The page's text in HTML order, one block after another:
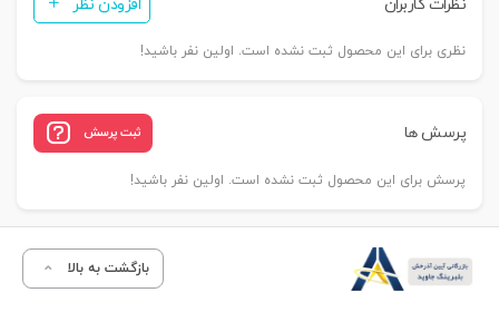
نظرات کاربران افزودن نظر
نظری برای این محصول ثبت نشده است. اولین نفر باشید!
پرسش ها ثبت پرسش
پرسش برای این محصول ثبت نشده است. اولین نفر باشید!
بازگشت به بالا